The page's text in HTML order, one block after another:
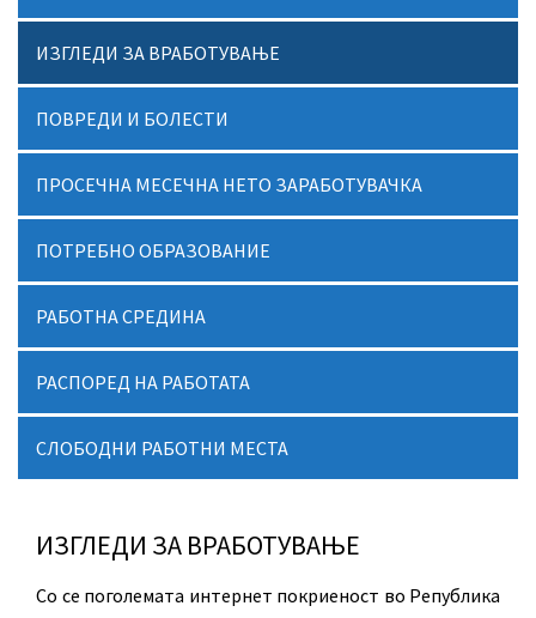
ИЗГЛЕДИ ЗА ВРАБОТУВАЊЕ
ПОВРЕДИ И БОЛЕСТИ
ПРОСЕЧНА МЕСЕЧНА НЕТО ЗАРАБОТУВАЧКА
ПОТРЕБНО ОБРАЗОВАНИЕ
РАБОТНА СРЕДИНА
РАСПОРЕД НА РАБОТАТА
СЛОБОДНИ РАБОТНИ МЕСТА
ИЗГЛЕДИ ЗА ВРАБОТУВАЊЕ
Со се поголемата интернет покриеност во Република